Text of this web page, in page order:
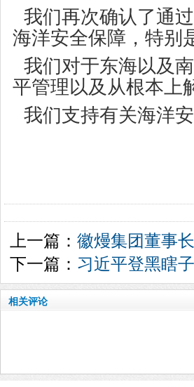
我们再次确认了通
海洋安全保障，特别
我们对于东海以及
平管理以及从根本上
我们支持有关海洋
上一篇： 徽熳集团董事
下一篇： 习近平登黑瞎
相关评论